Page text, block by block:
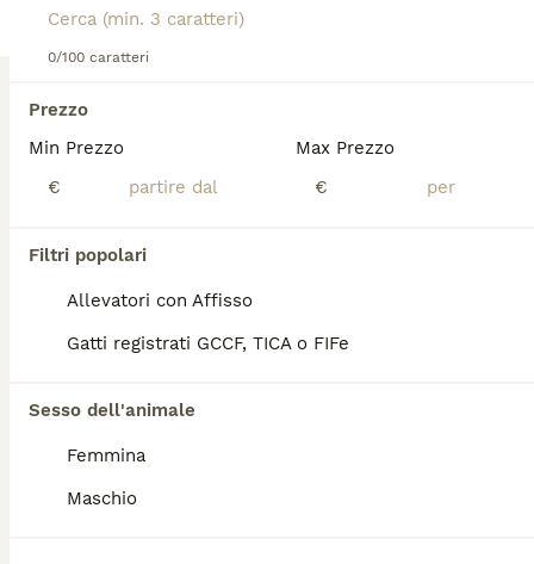
0/100 caratteri
Prezzo
Min Prezzo
€
Max Prezzo
€
Filtri popolari
Allevatori con Affisso
Gatti registrati GCCF, TICA o FIFe
Sesso dell'animale
Femmina
Maschio
ADOTTA UN GATTINO!
Età Sesso
Reggio Emilia (73.9km)
Regalo gattino europeo maschio di 2 mesi
Europeo
8 settimane 1